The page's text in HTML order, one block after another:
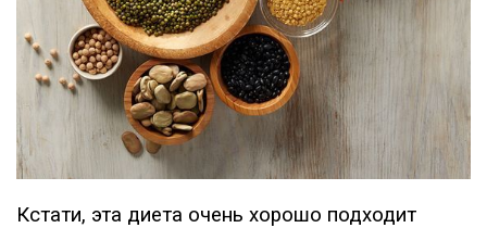
Кстати, эта диета очень хорошо подходит